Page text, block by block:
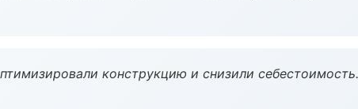
конструкцию и снизили себестоимость.